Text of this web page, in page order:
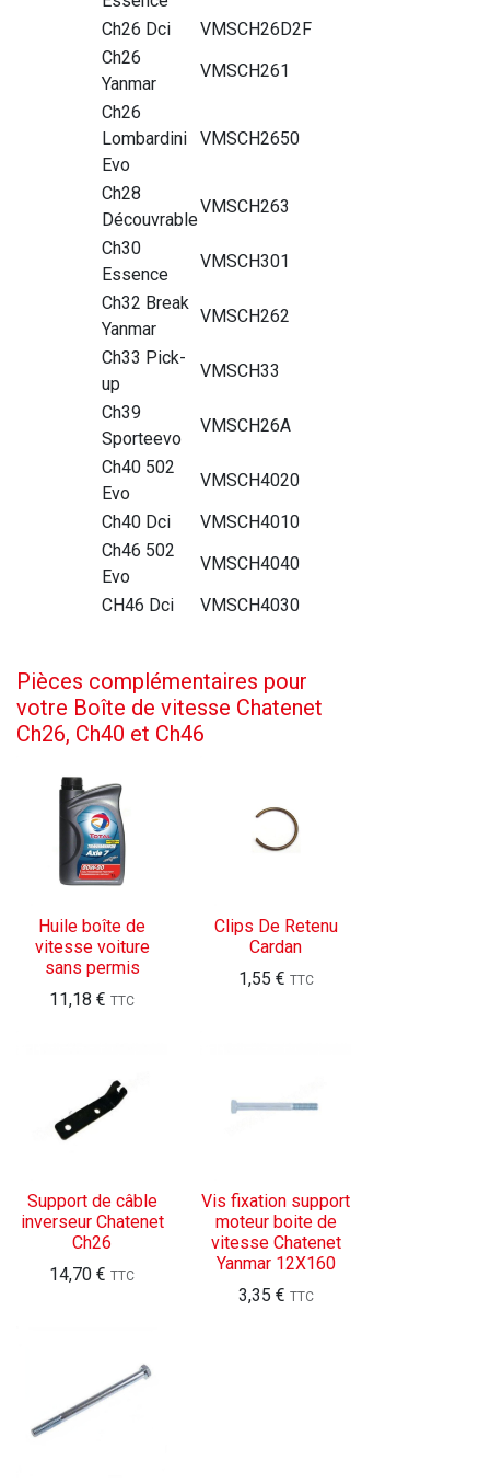
Ch26 Dci
VMSCH26D2F
Ch26
Yanmar
VMSCH261
Ch26
Lombardini
Evo
VMSCH2650
Ch28
Découvrable
VMSCH263
Ch30
Essence
VMSCH301
Ch32 Break
Yanmar
VMSCH262
Ch33 Pick-
up
VMSCH33
Ch39
Sporteevo
VMSCH26A
Ch40 502
Evo
VMSCH4020
Ch40 Dci
VMSCH4010
Ch46 502
Evo
VMSCH4040
CH46 Dci
VMSCH4030
Pièces complémentaires pour
votre Boîte de vitesse Chatenet
Ch26, Ch40 et Ch46
Huile boîte de
vitesse voiture
sans permis
11,18 € TTC
Clips De Retenu
Cardan
1,55 € TTC
Support de câble
inverseur Chatenet
Ch26
14,70 € TTC
Vis fixation support
moteur boite de
vitesse Chatenet
Yanmar 12X160
3,35 € TTC